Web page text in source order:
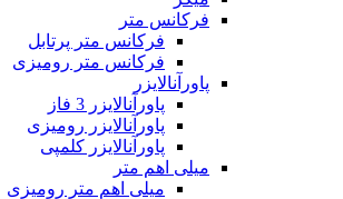
فرکانس متر
فرکانس متر پرتابل
فرکانس متر رومیزی
پاورآنالایزر
پاورآنالایزر 3 فاز
پاورآنالایزر رومیزی
پاورآنالایزر کلمپی
میلی اهم متر
میلی اهم متر رومیزی